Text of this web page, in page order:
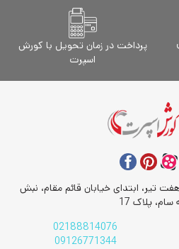
پرداخت در زمان تحویل با کورش
اسپرت
تیر، ابتدای خیابان قائم مقام، نبش
پلاک 17
02188814076
09126771344